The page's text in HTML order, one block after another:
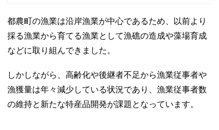
都農町の漁業は沿岸漁業が中心であるため、以前より
採る漁業から育てる漁業として漁礁の造成や藻場育成
などに取り組んできました。
しかしながら、高齢化や後継者不足から漁業従事者や
漁獲量は年々減少している状況であり、漁業従事者数
の維持と新たな特産品開発が課題となっています。